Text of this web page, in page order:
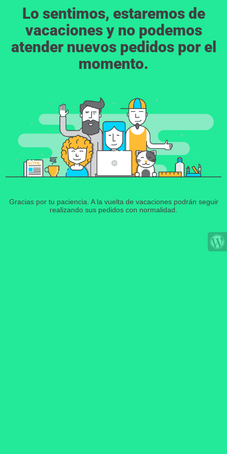
Lo sentimos, estaremos de
vacaciones y no podemos
atender nuevos pedidos por el
momento.
Gracias por tu paciencia. A la vuelta de vacaciones podrán seguir
realizando sus pedidos con normalidad.